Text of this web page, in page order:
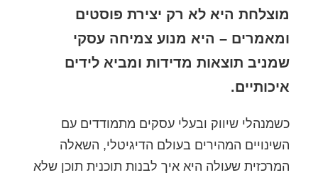
מוצלחת היא לא רק יצירת פוסטים
ומאמרים – היא מנוע צמיחה עסקי
שמניב תוצאות מדידות ומביא לידים
איכותיים.
כשמנהלי שיווק ובעלי עסקים מתמודדים עם
השינויים המהירים בעולם הדיגיטלי, השאלה
המרכזית שעולה היא איך לבנות תוכנית תוכן שלא